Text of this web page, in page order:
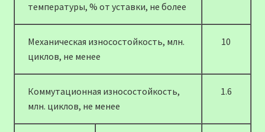
температуры, % от уставки, не более
Механическая износостойкость, млн.
циклов, не менее
10
Коммутационная износостойкость,
млн. циклов, не менее
1.6